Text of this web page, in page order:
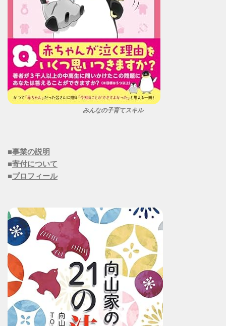
みんなの子育てスキル
■事業の説明
■寄付について
■プロフィール